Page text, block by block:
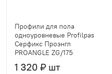
Профили для пола
одноуровневые Profilpas
Серфикс Проэнгл
PROANGLE ZG/175
1 320 ₽ шт